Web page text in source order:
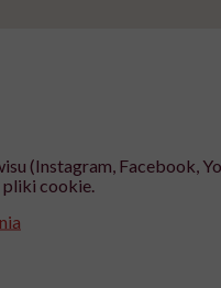
(Instagram, Facebook,
cookie.